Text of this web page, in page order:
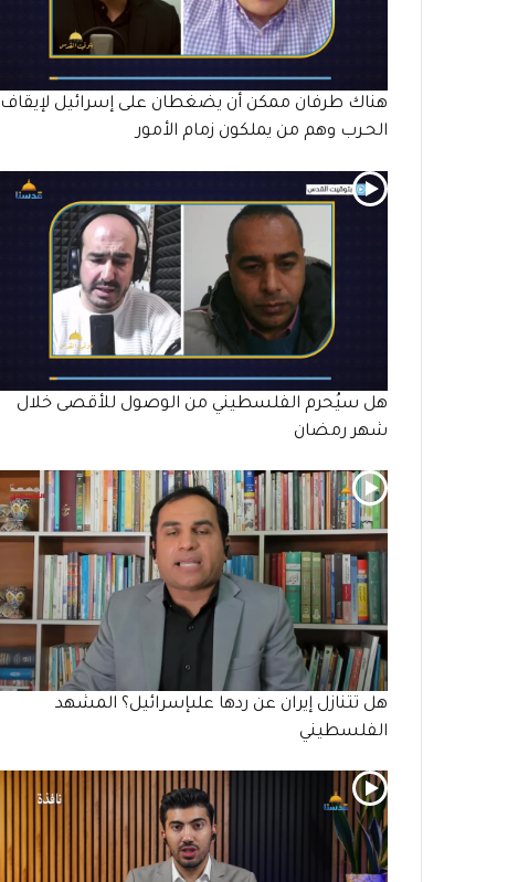
هناك طرفان ممكن أن يضغطان على إسرائيل لإيقاف
الحـرب وهم من يملكون زمام الأمور
هل سيُحرم الفلسطيني من الوصول للأقصى خلال
شهر رمضان
هل تتنازل إيران عن ردها علىإسرائيل؟ المشهد
الفلسطيني